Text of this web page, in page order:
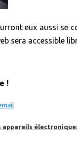
appareils
eux aussi se
sera accessible
!